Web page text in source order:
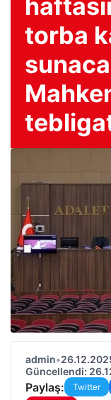
torba
admin•
Güncellendi:
Paylaş: Twitter